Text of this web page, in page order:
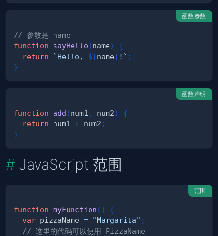
函数参数
// 参数是 name
function
sayHello (name)
{
return
` Hello, ${name} ! ` ;
}
函数声明
function add (num1 , num2)
{
return num1 + num2 ;
}
JavaScript 范围
范围
function myFunction ( )
{
var pizzaName = "Margarita" ;
// 这里的代码可以使用 PizzaName